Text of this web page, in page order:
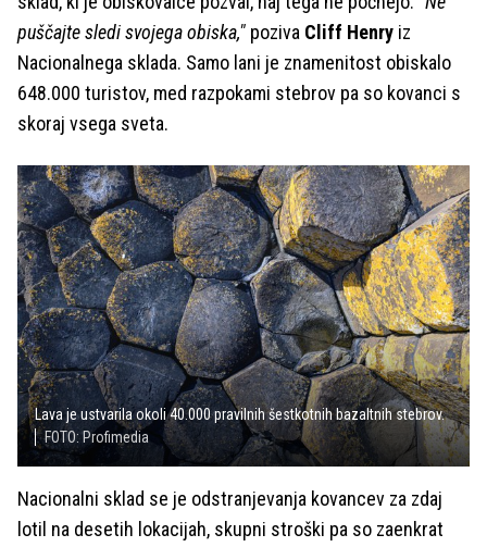
puščajte sledi svojega obiska," poziva Cliff Henry iz
Nacionalnega sklada. Samo lani je znamenitost obiskalo
648.000 turistov, med razpokami stebrov pa so kovanci s
skoraj vsega sveta.
Lava je ustvarila okoli 40.000 pravilnih šestkotnih bazaltnih stebrov.
FOTO: Profimedia
Nacionalni sklad se je odstranjevanja kovancev za zdaj
lotil na desetih lokacijah, skupni stroški pa so zaenkrat